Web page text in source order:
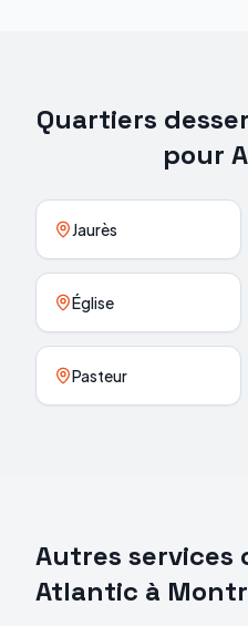
Quartiers
pour
Jaurès
Église
Pasteur
Autres services
Atlantic à